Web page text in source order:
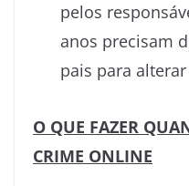
pelos
anos precisam
pais para
O QUE FAZER
CRIME ONLINE